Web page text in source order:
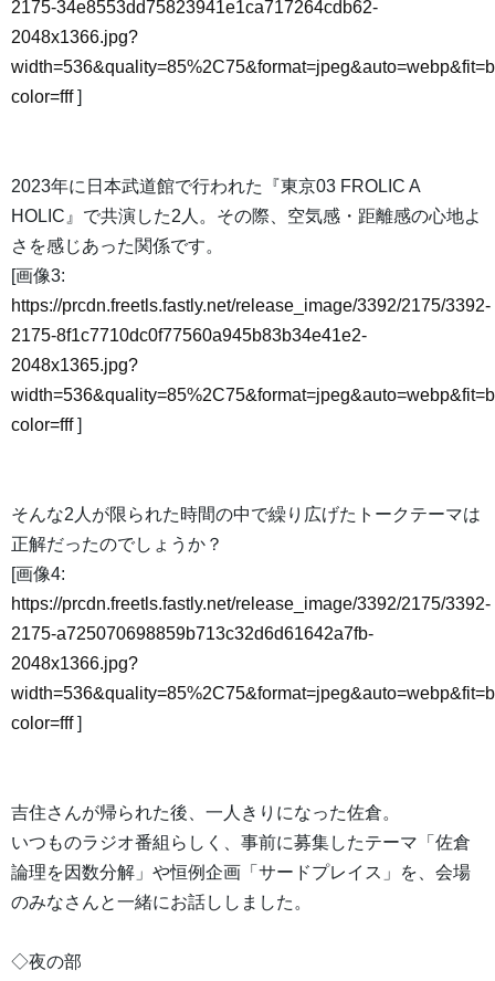
2175-34e8553dd75823941e1ca717264cdb62-
2048x1366.jpg?
color=fff]
2023年に日本武道館で行われた『東京03 FROLIC A
HOLIC』で共演した2人。その際、空気感・距離感の心地よ
さを感じあった関係です。
[画像3:
https://prcdn.freetls.fastly.net/release_image/3392/2175/3392-
2175-8f1c7710dc0f77560a945b83b34e41e2-
2048x1365.jpg?
color=fff]
そんな2人が限られた時間の中で繰り広げたトークテーマは
正解だったのでしょうか？
[画像4:
https://prcdn.freetls.fastly.net/release_image/3392/2175/3392-
2175-a725070698859b713c32d6d61642a7fb-
2048x1366.jpg?
color=fff]
吉住さんが帰られた後、一人きりになった佐倉。
いつものラジオ番組らしく、事前に募集したテーマ「佐倉
論理を因数分解」や恒例企画「サードプレイス」を、会場
のみなさんと一緒にお話ししました。
◇夜の部